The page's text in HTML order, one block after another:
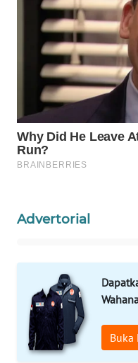
Advertorial
Buka
WAHANA
KONSUMEN
LISTRIK
MASYARAKAT
KELISTRIKAN
ID
ID
MARTABAT
NET
PLN